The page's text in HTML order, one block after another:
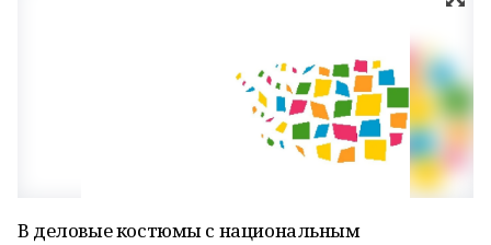
В деловые костюмы с национальным